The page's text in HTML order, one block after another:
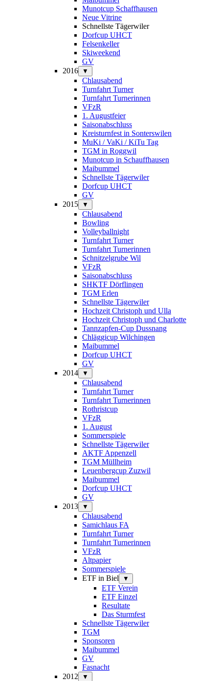
Munotcup Schaffhausen
Neue Vitrine
Schnellste Tägerwiler
Dorfcup UHCT
Felsenkeller
Skiweekend
GV
2016
▼
Chlausabend
Turnfahrt Turner
Turnfahrt Turnerinnen
VFzR
1. Augustfeier
Saisonabschluss
Kreisturnfest in Sonterswilen
MuKi / VaKi / KiTu Tag
TGM in Roggwil
Munotcup in Schauffhausen
Maibummel
Schnellste Tägerwiler
Dorfcup UHCT
GV
2015
▼
Chlausabend
Bowling
Volleyballnight
Turnfahrt Turner
Turnfahrt Turnerinnen
Schnitzelgrube Wil
VFzR
Saisonabschluss
SHKTF Dörflingen
TGM Erlen
Schnellste Tägerwiler
Hochzeit Christoph und Ulla
Hochzeit Christoph und Charlotte
Tannzapfen-Cup Dussnang
Chläggicup Wilchingen
Maibummel
Dorfcup UHCT
GV
2014
▼
Chlausabend
Turnfahrt Turner
Turnfahrt Turnerinnen
Rothristcup
VFzR
1. August
Sommerspiele
Schnellste Tägerwiler
AKTF Appenzell
TGM Müllheim
Leuenbergcup Zuzwil
Maibummel
Dorfcup UHCT
GV
2013
▼
Chlausabend
Samichlaus FA
Turnfahrt Turner
Turnfahrt Turnerinnen
VFzR
Altpapier
Sommerspiele
ETF in Biel
▼
ETF Verein
ETF Einzel
Resultate
Das Sturmfest
Schnellste Tägerwiler
TGM
Sponsoren
Maibummel
GV
Fasnacht
2012
▼